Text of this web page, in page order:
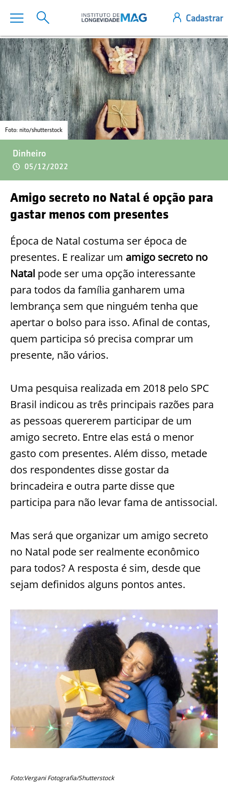
Foto: nito/shutterstock
Dinheiro
05/12/2022
Amigo secreto no Natal é opção para
gastar menos com presentes
Época de Natal costuma ser época de
presentes. E realizar um amigo secreto no
Natal pode ser uma opção interessante
para todos da família ganharem uma
lembrança sem que ninguém tenha que
apertar o bolso para isso. Afinal de contas,
quem participa só precisa comprar um
presente, não vários.
Uma pesquisa realizada em 2018 pelo SPC
Brasil indicou as três principais razões para
as pessoas quererem participar de um
amigo secreto. Entre elas está o menor
gasto com presentes. Além disso, metade
dos respondentes disse gostar da
brincadeira e outra parte disse que
participa para não levar fama de antissocial.
Mas será que organizar um amigo secreto
no Natal pode ser realmente econômico
para todos? A resposta é sim, desde que
sejam definidos alguns pontos antes.
Foto:Vergani Fotografia/Shutterstock